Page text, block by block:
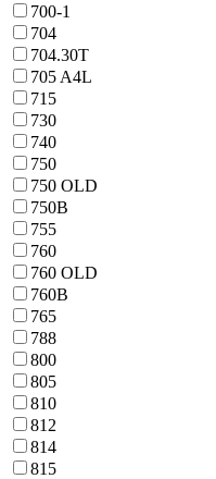
700-1
704
704.30T
705 A4L
715
730
740
750
750 OLD
750B
755
760
760 OLD
760B
765
788
800
805
810
812
814
815